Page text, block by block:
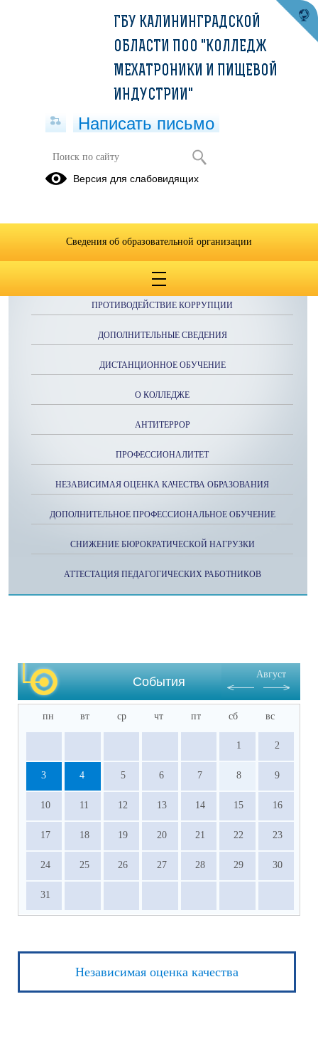
Публикации за 15.07.2025
ОБРАЩЕНИЯ ГРАЖДАН
ПРОТИВОДЕЙСТВИЕ КОРРУПЦИИ
ДОПОЛНИТЕЛЬНЫЕ СВЕДЕНИЯ
ДИСТАНЦИОННОЕ ОБУЧЕНИЕ
О КОЛЛЕДЖЕ
АНТИТЕРРОР
ПРОФЕССИОНАЛИТЕТ
НЕЗАВИСИМАЯ ОЦЕНКА КАЧЕСТВА ОБРАЗОВАНИЯ
ДОПОЛНИТЕЛЬНОЕ ПРОФЕССИОНАЛЬНОЕ ОБУЧЕНИЕ
СНИЖЕНИЕ БЮРОКРАТИЧЕСКОЙ НАГРУЗКИ
АТТЕСТАЦИЯ ПЕДАГОГИЧЕСКИХ РАБОТНИКОВ
События
Август
пн вт ср чт пт сб вс
1 2
3 4 5 6 7 8 9
10 11 12 13 14 15 16
17 18 19 20 21 22 23
24 25 26 27 28 29 30
31
Независимая оценка качества
ГБУ КАЛИНИНГРАДСКОЙ
ОБЛАСТИ ПОО "КОЛЛЕДЖ
МЕХАТРОНИКИ И ПИЩЕВОЙ
ИНДУСТРИИ"
Написать письмо
Версия для слабовидящих
Сведения об образовательной организации